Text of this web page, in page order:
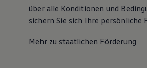
über alle Konditionen und
sichern Sie sich Ihre persönliche
Mehr zu staatlichen Förderung